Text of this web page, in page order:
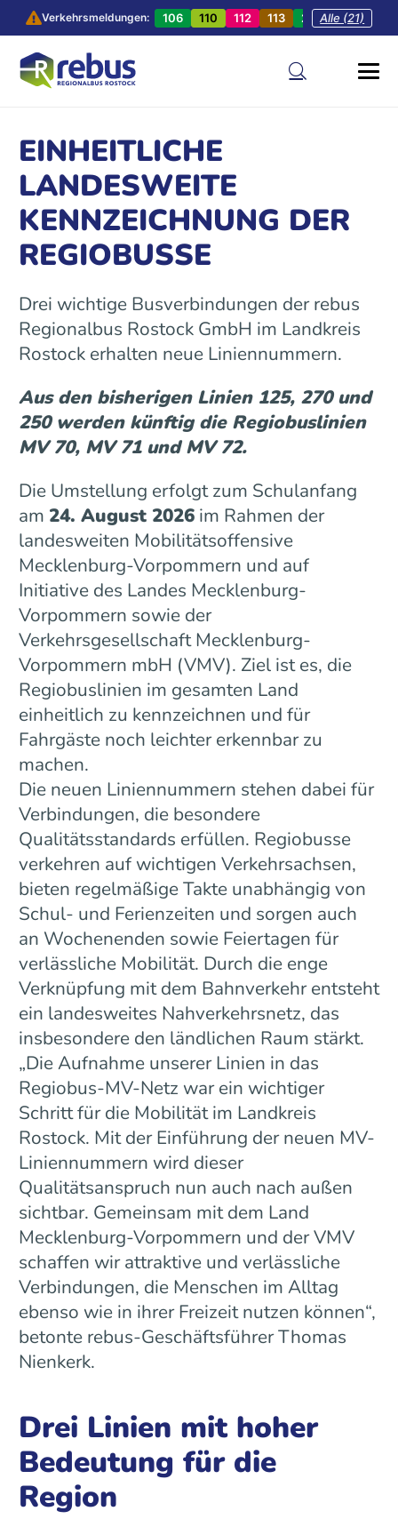
Verkehrsmeldungen: 106 110 112 113 201 202
Alle (21)
EINHEITLICHE
LANDESWEITE
KENNZEICHNUNG DER
REGIOBUSSE
Drei wichtige Busverbindungen der rebus
Regionalbus Rostock GmbH im Landkreis
Rostock erhalten neue Liniennummern.
Aus den bisherigen Linien 125, 270 und
250 werden künftig die Regiobuslinien
MV 70, MV 71 und MV 72.
Die Umstellung erfolgt zum Schulanfang
am 24. August 2026im Rahmen der
landesweiten Mobilitätsoffensive
Mecklenburg-Vorpommern und auf
Initiative des Landes Mecklenburg-
Vorpommern sowie der
Verkehrsgesellschaft Mecklenburg-
Vorpommern mbH (VMV). Ziel ist es, die
Regiobuslinien im gesamten Land
einheitlich zu kennzeichnen und für
Fahrgäste noch leichter erkennbar zu
machen.
Die neuen Liniennummern stehen dabei für
Verbindungen, die besondere
Qualitätsstandards erfüllen. Regiobusse
verkehren auf wichtigen Verkehrsachsen,
bieten regelmäßige Takte unabhängig von
Schul- und Ferienzeiten und sorgen auch
an Wochenenden sowie Feiertagen für
verlässliche Mobilität. Durch die enge
Verknüpfung mit dem Bahnverkehr entsteht
ein landesweites Nahverkehrsnetz, das
insbesondere den ländlichen Raum stärkt.
„Die Aufnahme unserer Linien in das
Regiobus-MV-Netz war ein wichtiger
Schritt für die Mobilität im Landkreis
Rostock. Mit der Einführung der neuen MV-
Liniennummern wird dieser
Qualitätsanspruch nun auch nach außen
sichtbar. Gemeinsam mit dem Land
Mecklenburg-Vorpommern und der VMV
schaffen wir attraktive und verlässliche
Verbindungen, die Menschen im Alltag
ebenso wie in ihrer Freizeit nutzen können“,
betonte rebus-Geschäftsführer Thomas
Nienkerk.
Drei Linien mit hoher
Bedeutung für die
Region